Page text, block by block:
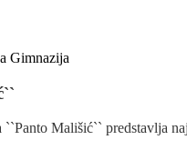
Gimnazija
Mališić`` predstavlja